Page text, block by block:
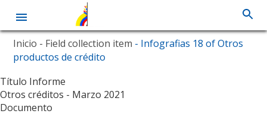
Pasar
contenido
principal
Inicio - Field collection item - Infografias 18 of Otros
productos de crédito
Título Informe
Otros créditos - Marzo 2021
Documento